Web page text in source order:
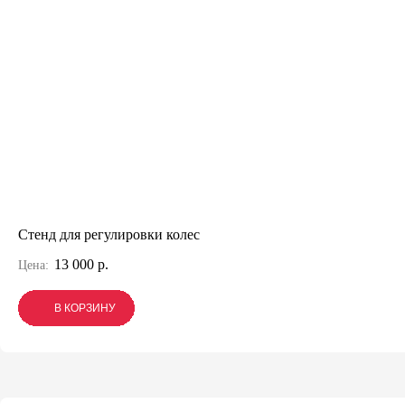
Стенд для регулировки колес
Цена: 13 000 р.
В КОРЗИНУ
В КОРЗИНУ
В КОРЗИНУ